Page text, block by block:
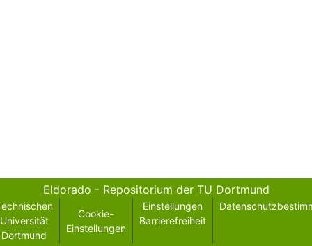
Eldorado - Repositorium der TU Dortmund
Universität
Dortmund
Cookie-
Einstellungen
Einstellungen
Barrierefreiheit